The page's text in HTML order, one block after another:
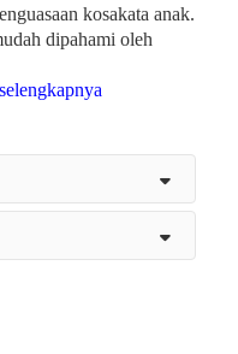
kosakata anak.
dipahami oleh